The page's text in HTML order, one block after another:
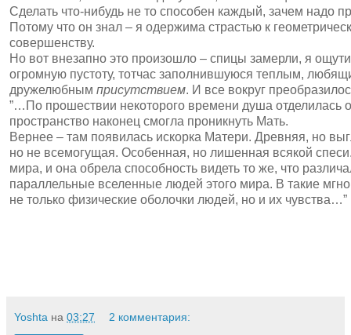
Сделать что-нибудь не то способен каждый, зачем надо
Потому что он знал – я одержима страстью к
совершенству.
Но вот внезапно это произошло – спицы замерли, я
огромную пустоту, тотчас заполнившуюся теплым,
дружелюбным присутствием. И все вокруг
”…По прошествии некоторого времени душа отделилась
пространство наконец смогла проникнуть Мать.
Вернее – там появилась искорка Матери. Древняя, но
но не всемогущая. Особенная, но лишенная всякой
мира, и она обрела способность видеть то же, что
параллельные вселенные людей этого мира. В такие
не только физические оболочки людей, но и их чувства…”
Yoshta на 03:27 2 комментария: